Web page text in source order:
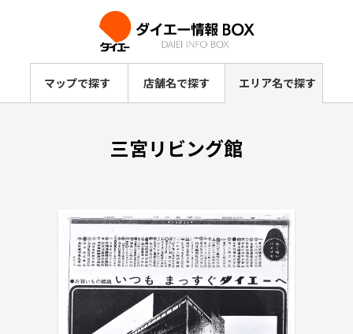
マップで探す 店舗名で探す エリア名で探す
三宮リビング館